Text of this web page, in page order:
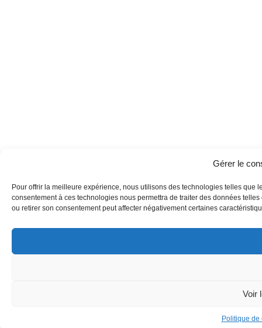
Gérer le
Pour offrir la meilleure expérience, nous utilisons des technologies telles
consentement à ces technologies nous permettra de traiter des données
ou retirer son consentement peut affecter négativement certaines
Voir
Politique de